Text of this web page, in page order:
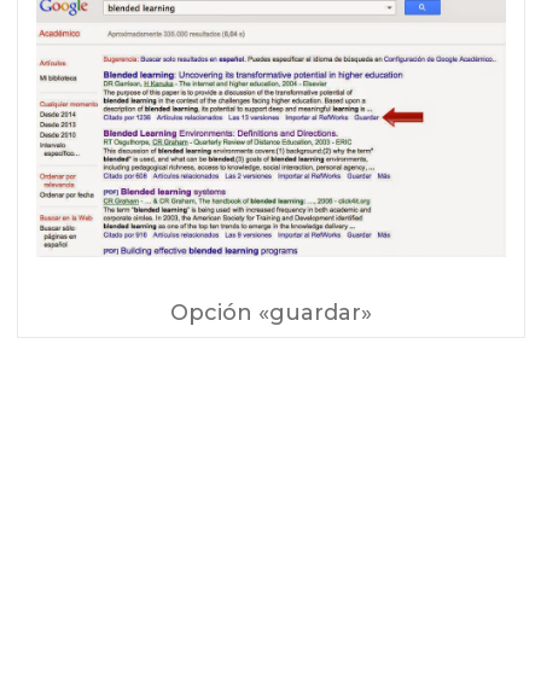
Opción «guardar»